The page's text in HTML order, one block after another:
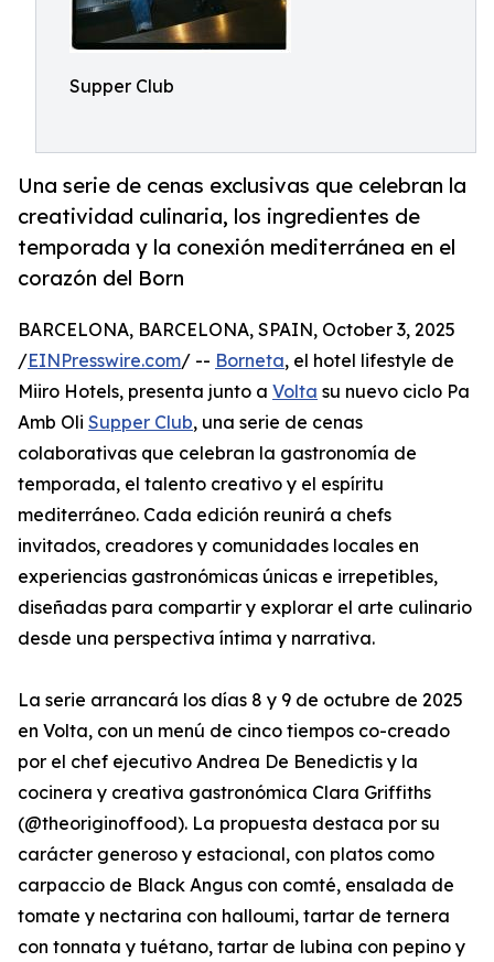
Supper Club
Una serie de cenas exclusivas que celebran la
creatividad culinaria, los ingredientes de
temporada y la conexión mediterránea en el
corazón del Born
BARCELONA, BARCELONA, SPAIN, October 3, 2025
/EINPresswire.com/ -- Borneta, el hotel lifestyle de
Miiro Hotels, presenta junto a Volta su nuevo ciclo Pa
Amb Oli Supper Club, una serie de cenas
colaborativas que celebran la gastronomía de
temporada, el talento creativo y el espíritu
mediterráneo. Cada edición reunirá a chefs
invitados, creadores y comunidades locales en
experiencias gastronómicas únicas e irrepetibles,
diseñadas para compartir y explorar el arte culinario
desde una perspectiva íntima y narrativa.
La serie arrancará los días 8 y 9 de octubre de 2025
en Volta, con un menú de cinco tiempos co-creado
por el chef ejecutivo Andrea De Benedictis y la
cocinera y creativa gastronómica Clara Griffiths
(@theoriginoffood). La propuesta destaca por su
carácter generoso y estacional, con platos como
carpaccio de Black Angus con comté, ensalada de
tomate y nectarina con halloumi, tartar de ternera
con tonnata y tuétano, tartar de lubina con pepino y